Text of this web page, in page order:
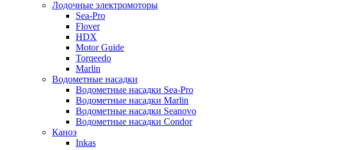
Лодочные электромоторы
Sea-Pro
Flover
HDX
Motor Guide
Torqeedo
Marlin
Водометные насадки
Водометные насадки Sea-Pro
Водометные насадки Marlin
Водометные насадки Seanovo
Водометные насадки Condor
Каноэ
Inkas